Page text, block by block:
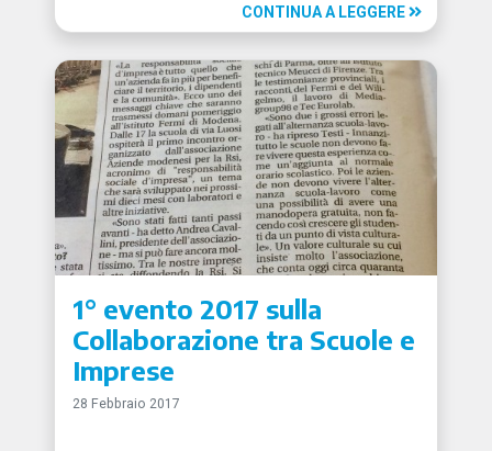
CONTINUA A LEGGERE
1° evento 2017 sulla
Collaborazione tra Scuole e
Imprese
28 Febbraio 2017